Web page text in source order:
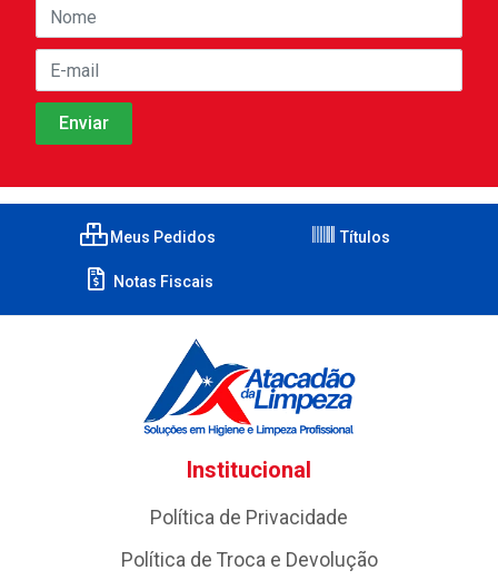
Meus Pedidos Títulos
Notas Fiscais
Institucional
Política de Privacidade
Política de Troca e Devolução